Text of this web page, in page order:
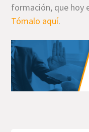
formación, que hoy
Tómalo aquí.